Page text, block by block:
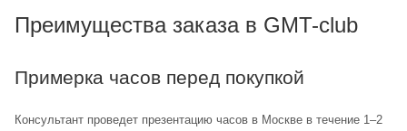
Преимущества заказа в GMT-club
Примерка часов перед покупкой
Консультант проведет презентацию часов в Москве в течение 1–2